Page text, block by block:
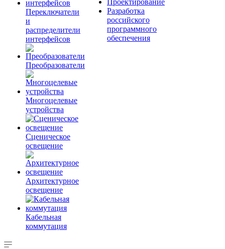
Переключатели
и
распределители
интерфейсов
Преобразователи
Многоцелевые
устройства
Сценическое
освещение
Архитектурное
освещение
Кабельная
коммутация
Проектирование
Разработка
российского
программного
обеспечения